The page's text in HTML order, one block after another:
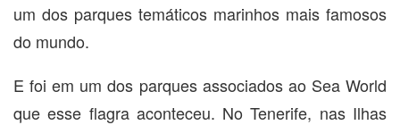
um dos parques temáticos marinhos mais famosos
do mundo.
E foi em um dos parques associados ao Sea World
que esse flagra aconteceu. No Tenerife, nas Ilhas